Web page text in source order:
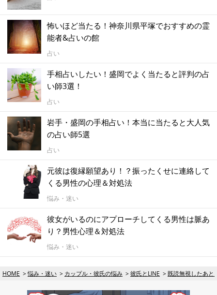
怖いほど当たる！神奈川県平塚でおすすめの霊
能者&占いの館
占い
手相占いしたい！盛岡でよく当たると評判の占
い師3選！
占い
岩手・盛岡の手相占い！本当に当たると大人気
の占い師5選
占い
元彼は復縁願望あり！？振ったくせに連絡して
くる男性の心理＆対処法
悩み・迷い
彼女がいるのにアプローチしてくる男性は脈あ
り？男性心理＆対処法
悩み・迷い
HOME 悩み・迷い カップル・彼氏の悩み 彼氏とLINE 既読無視したあと